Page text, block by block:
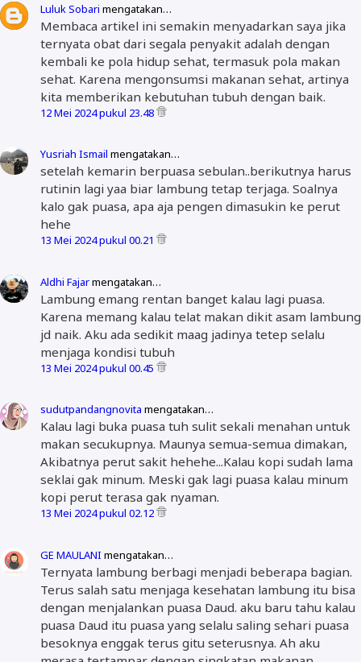
Luluk Sobari mengatakan…
Membaca artikel ini semakin menyadarkan saya jika
ternyata obat dari segala penyakit adalah dengan
kembali ke pola hidup sehat, termasuk pola makan
sehat. Karena mengonsumsi makanan sehat, artinya
kita memberikan kebutuhan tubuh dengan baik.
12 Mei 2024 pukul 23.48
Yusriah Ismail mengatakan…
setelah kemarin berpuasa sebulan..berikutnya harus
rutinin lagi yaa biar lambung tetap terjaga. Soalnya
kalo gak puasa, apa aja pengen dimasukin ke perut
hehe
13 Mei 2024 pukul 00.21
Aldhi Fajarmengatakan…
Lambung emang rentan banget kalau lagi puasa.
Karena memang kalau telat makan dikit asam lambung
jd naik. Aku ada sedikit maag jadinya tetep selalu
menjaga kondisi tubuh
13 Mei 2024 pukul 00.45
sudutpandangnovita mengatakan…
Kalau lagi buka puasa tuh sulit sekali menahan untuk
makan secukupnya. Maunya semua-semua dimakan,
Akibatnya perut sakit hehehe...Kalau kopi sudah lama
seklai gak minum. Meski gak lagi puasa kalau minum
kopi perut terasa gak nyaman.
13 Mei 2024 pukul 02.12
GE MAULANI mengatakan…
Ternyata lambung berbagi menjadi beberapa bagian.
Terus salah satu menjaga kesehatan lambung itu bisa
dengan menjalankan puasa Daud. aku baru tahu kalau
puasa Daud itu puasa yang selalu saling sehari puasa
besoknya enggak terus gitu seterusnya. Ah aku